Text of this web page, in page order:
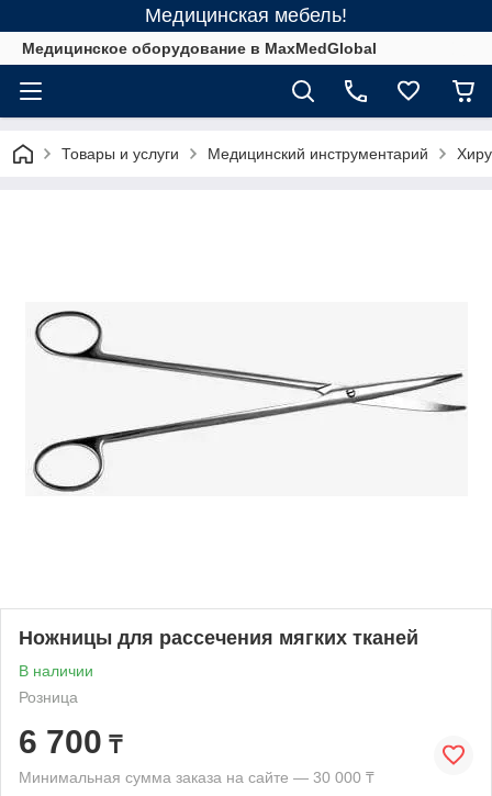
Медицинская мебель!
Медицинское оборудование в MaxMedGlobal
Товары и услуги Медицинский инструментарий
Ножницы для рассечения мягких тканей
В наличии
Розница
6 700 ₸
Минимальная сумма заказа на сайте — 30 000 ₸